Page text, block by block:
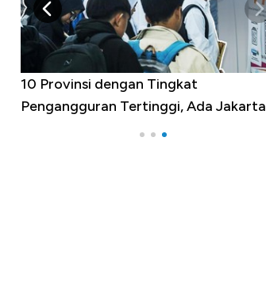
10 Provinsi dengan Tingkat
Pengangguran Tertinggi, Ada Jakarta